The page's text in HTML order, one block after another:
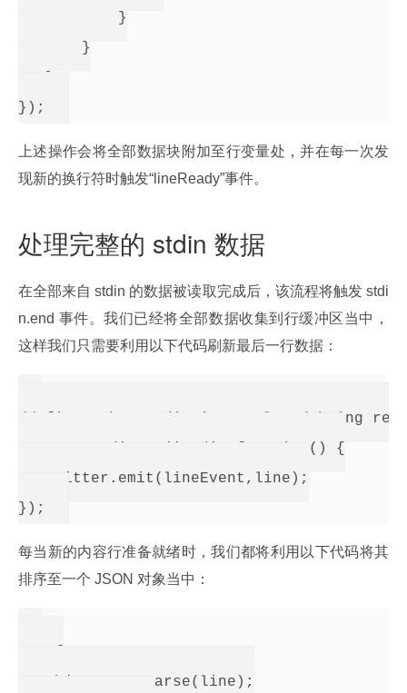
           }
       }
上述操作会将全部数据块附加至行变量处，并在每一次发
现新的换行符时触发“lineReady”事件。
处理完整的 stdin 数据
在全部来自 stdin 的数据被读取完成后，该流程将触发 stdi
n.end 事件。我们已经将全部数据收集到行缓冲区当中，
这样我们只需要利用以下代码刷新最后一行数据：
// fires when stdin is completed being
process.stdin.on('end', function() {
   emitter.emit(lineEvent,line);
每当新的内容行准备就绪时，我们都将利用以下代码将其
排序至一个 JSON 对象当中：
   obj = JSON.parse(line);